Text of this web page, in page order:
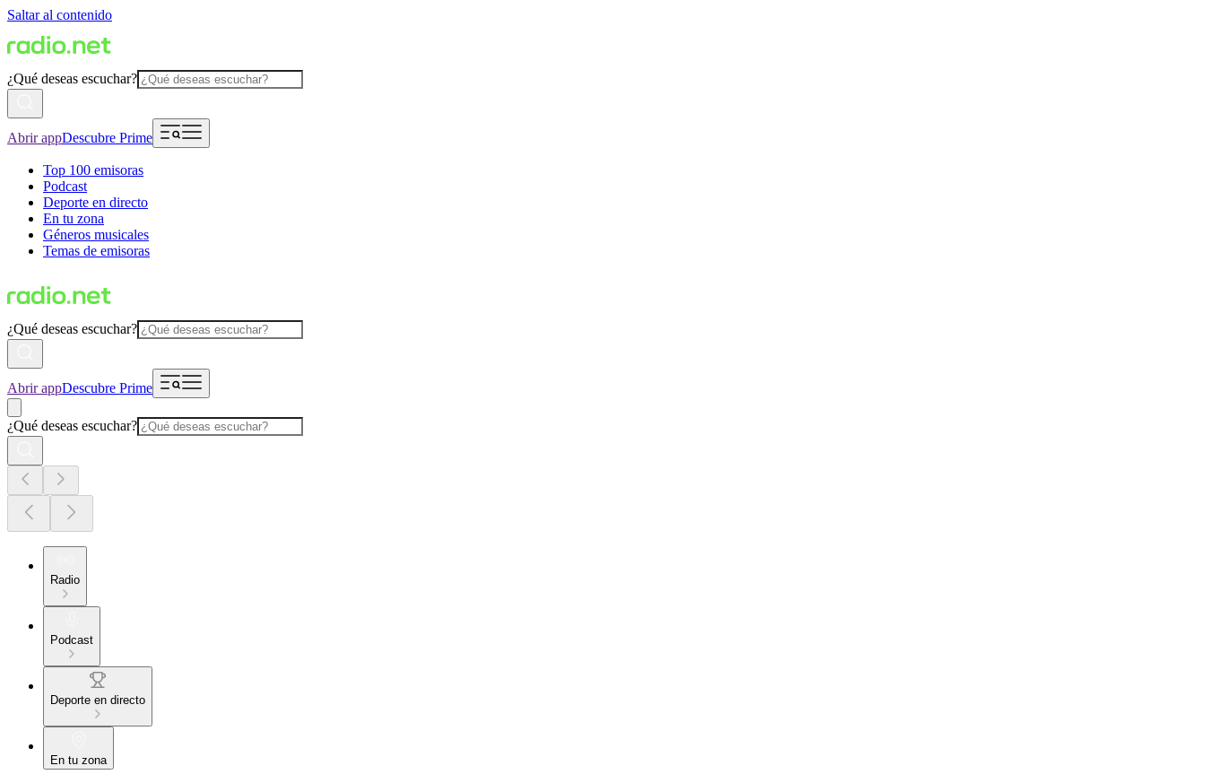
Saltar al contenido
¿Qué deseas escuchar?
Abrir appDescubre Prime
Top 100 emisoras
Podcast
Deporte en directo
En tu zona
Géneros musicales
Temas de emisoras
¿Qué deseas escuchar?
Abrir appDescubre Prime
¿Qué deseas escuchar?
Radio
Podcast
Deporte en directo
En tu zona